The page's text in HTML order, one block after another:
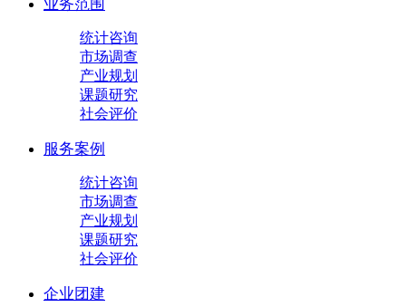
业务范围
统计咨询
市场调查
产业规划
课题研究
社会评价
服务案例
统计咨询
市场调查
产业规划
课题研究
社会评价
企业团建